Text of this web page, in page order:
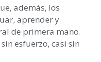
además, los
aprender y
de primera mano.
esfuerzo, casi sin